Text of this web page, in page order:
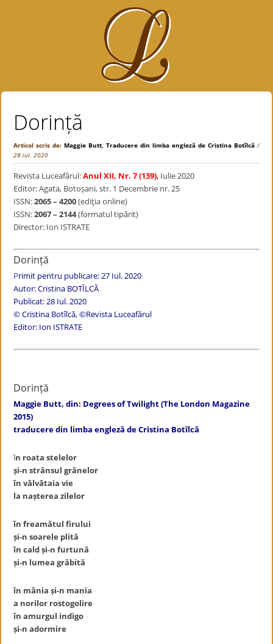
Dorință
Articol scris de:Maggie Butt,Traducere din limba engleză de Cristina Botîlcă /
28 iul. 2020
Revista Luceafărul:Anul XII, Nr. 7 (139), Iulie 2020
Editor: Agata, Botoșani, str. 1 Decembrie nr. 25
ISSN:2065 – 4200(ediţia online)
ISSN:2067 – 2144(formatul tipărit)
Director: Ion ISTRATE
Dorință
Primit pentru publicare: 27 Iul. 2020
Autor: Cristina BOTÎLCĂ
Publicat: 28 Iul. 2020
© Cristina Botîlcă, ©Revista Luceafărul
Editor: Ion ISTRATE
Dorință
Maggie Butt, din: Degrees of Twilight (The London Magazine
2015)
traducere din limba engleză de Cristina Botîlcă
în roata stelelor
și-n strânsul grânelor
în vâlvătaia vie
la nașterea zilelor
în freamătul firului
și-n soarele plită
în cald și-n furtună
și-n lumea grăbită
în mânia și-n mania
a norilor rostogolire
în amurgul indigo
și-n adormire